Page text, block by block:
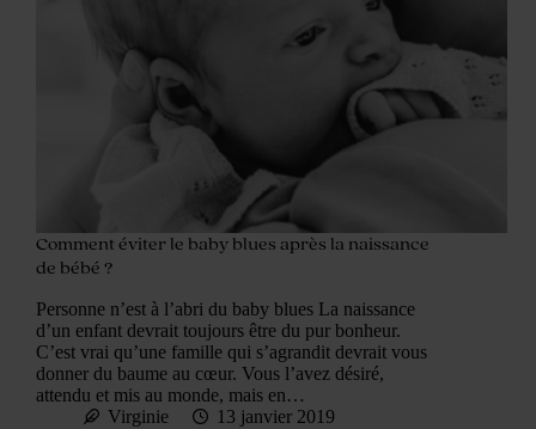
Comment éviter le baby blues après la naissance
de bébé ?
Personne n’est à l’abri du baby blues La naissance
d’un enfant devrait toujours être du pur bonheur.
C’est vrai qu’une famille qui s’agrandit devrait vous
donner du baume au cœur. Vous l’avez désiré,
attendu et mis au monde, mais en…
Virginie
13 janvier 2019